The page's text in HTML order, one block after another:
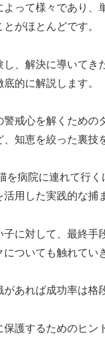
って様々であり、
がほとんどです。
、解決に導いてき
的に解説します。
戒心を解くための
知恵を絞った裏技
を病院に連れて行
用した実践的な捕
に対して、最終
ついても触れてい
あれば成功率は格
護するためのヒン